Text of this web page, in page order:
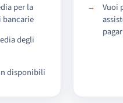
per la
bancarie
degli
disponibili
Vuoi